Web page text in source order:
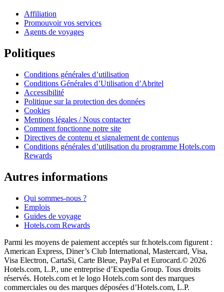
Affiliation
Promouvoir vos services
Agents de voyages
Politiques
Conditions générales d’utilisation
Conditions Générales d’Utilisation d’Abritel
Accessibilité
Politique sur la protection des données
Cookies
Mentions légales / Nous contacter
Comment fonctionne notre site
Directives de contenu et signalement de contenus
Conditions générales d’utilisation du programme Hotels.com
Rewards
Autres informations
Qui sommes-nous ?
Emplois
Guides de voyage
Hotels.com Rewards
Parmi les moyens de paiement acceptés sur fr.hotels.com figurent :
American Express, Diner’s Club International, Mastercard, Visa,
Visa Electron, CartaSi, Carte Bleue, PayPal et Eurocard.© 2026
Hotels.com, L.P., une entreprise d’Expedia Group. Tous droits
réservés. Hotels.com et le logo Hotels.com sont des marques
commerciales ou des marques déposées d’Hotels.com, L.P.